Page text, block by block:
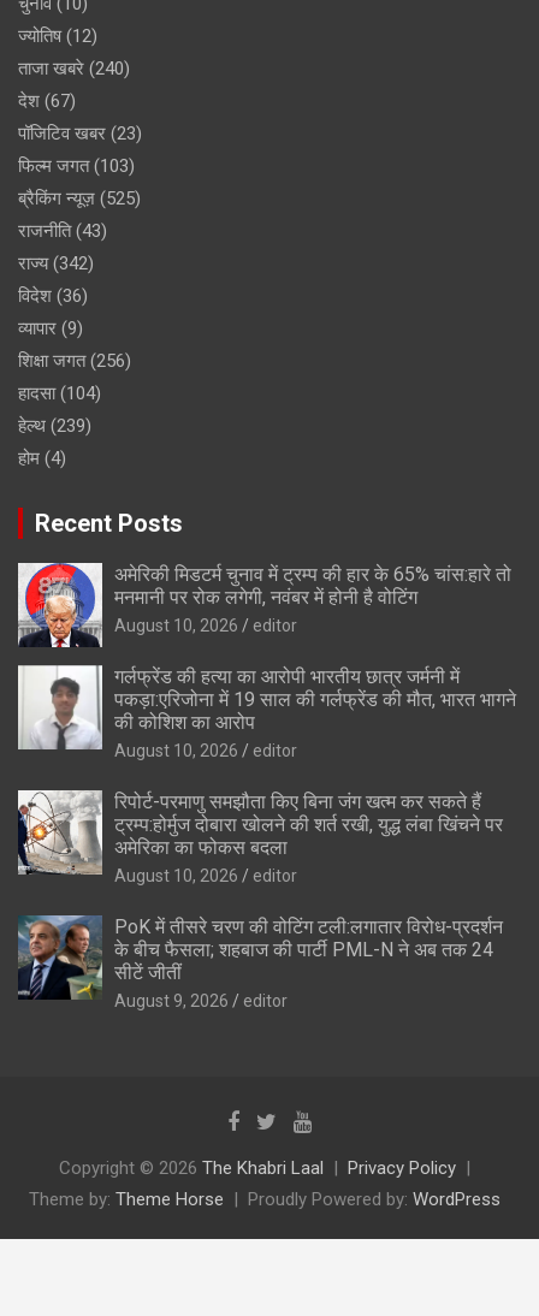
ज्योतिष(12)
ताजा खबरे (240)
देश (67)
पॉजिटिव खबर (23)
फिल्म जगत(103)
ब्रैकिंग न्यूज़ (525)
राजनीति(43)
राज्य(342)
विदेश (36)
व्यापार (9)
शिक्षा जगत(256)
हादसा(104)
हेल्थ (239)
होम (4)
Recent Posts
अमेरिकी मिडटर्म चुनाव में ट्रम्प की हार के 65% चांस:हारे तो
मनमानी पर रोक लगेगी, नवंबर में होनी है वोटिंग
August 10, 2026 editor
गर्लफ्रेंड की हत्या का आरोपी भारतीय छात्र जर्मनी में
पकड़ा:एरिजोना में 19 साल की गर्लफ्रेंड की मौत, भारत भागने
की कोशिश का आरोप
August 10, 2026 editor
रिपोर्ट-परमाणु समझौता किए बिना जंग खत्म कर सकते हैं
ट्रम्प:होर्मुज दोबारा खोलने की शर्त रखी, युद्ध लंबा खिंचने पर
अमेरिका का फोकस बदला
August 10, 2026 editor
PoK में तीसरे चरण की वोटिंग टली:लगातार विरोध-प्रदर्शन
के बीच फैसला; शहबाज की पार्टी PML-N ने अब तक 24
सीटें जीतीं
August 9, 2026 editor
Copyright © 2026 The Khabri Laal
Privacy Policy
Theme by: Theme Horse Proudly Powered by: WordPress